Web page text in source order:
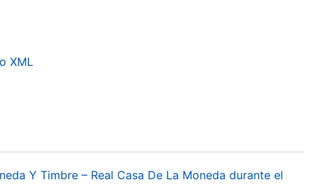
XML
Y Timbre – Real Casa De La Moneda durante el